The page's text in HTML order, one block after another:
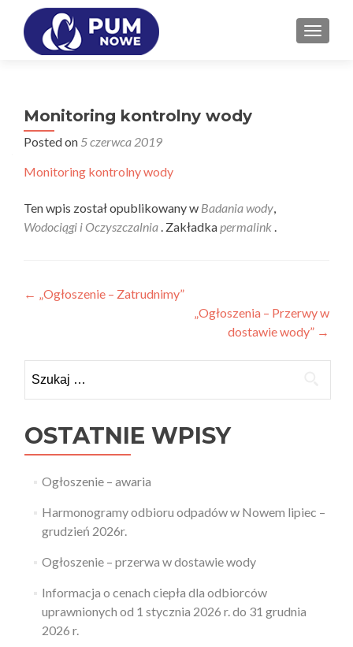
Monitoring kontrolny wody
Posted on 5 czerwca 2019
Monitoring kontrolny wody
Ten wpis został opublikowany w Badania wody,
Wodociągi i Oczyszczalnia . Zakładkapermalink .
Zobacz
← „Ogłoszenie – Zatrudnimy”
„Ogłoszenia – Przerwy w
dostawie wody” →
OSTATNIE WPISY
Ogłoszenie – awaria
Harmonogramy odbioru odpadów w Nowem lipiec –
grudzień 2026r.
Ogłoszenie – przerwa w dostawie wody
Informacja o cenach ciepła dla odbiorców
uprawnionych od 1 stycznia 2026 r. do 31 grudnia
2026 r.